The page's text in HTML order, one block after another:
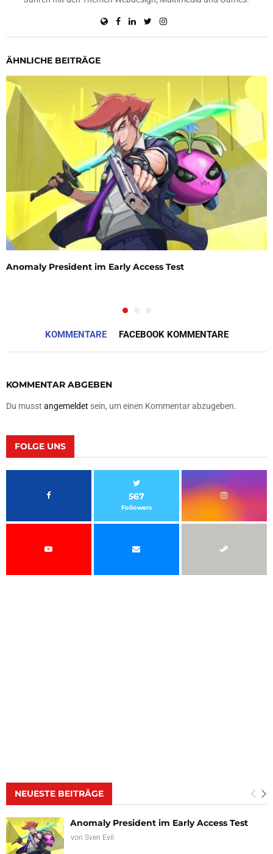
ÄHNLICHE BEITRÄGE
Anomaly President im Early Access Test
KOMMENTARE FACEBOOK KOMMENTARE
KOMMENTAR ABGEBEN
Du musst angemeldet sein, um einen Kommentar abzugeben.
FOLGE UNS
567
Followers
NEUESTE BEITRÄGE
Anomaly President im Early Access Test
von Sven Evil